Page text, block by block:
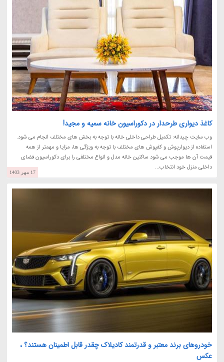
کاغذ دیواری طرحدار در دکوراسیون خانه سمیه و مجید!
وب سایت چیدانه: تکمیل طراحی داخلی خانه با توجه به بخش های مختلف انجام می شود.
استفاده از دیوارپوش و کفپوش های مختلف با توجه به ویژگی ها، مزایا و مهمتر از همه
قیمت آن ها موجب می شود ساکنین خانه مدل و انواع مختلفی را برای دکوراسیون فضای
داخلی منزل خود انتخاب...
17 مهر 1403
خودروهای برند معتبر و قدرتمند کادیلاک چقدر قابل اطمینان هستند؟ ،
عکس